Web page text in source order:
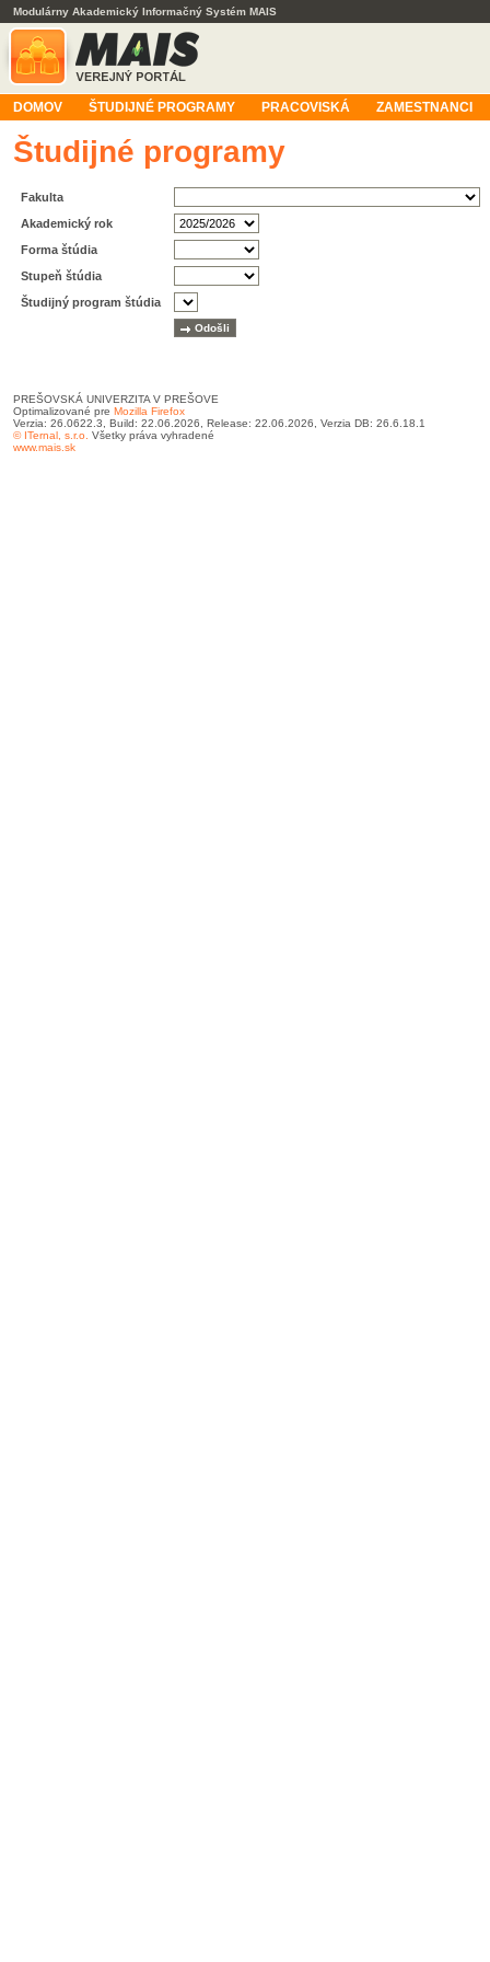
Modulárny Akademický Informačný Systém MAIS
DOMOV ŠTUDIJNÉ PROGRAMY PRACOVISKÁ ZAMESTNANCI
Študijné programy
Fakulta
Akademický rok
Forma štúdia
Stupeň štúdia
Študijný program štúdia
PREŠOVSKÁ UNIVERZITA V PREŠOVE
Optimalizované pre Mozilla Firefox
Verzia: 26.0622.3, Build: 22.06.2026, Release: 22.06.2026, Verzia DB: 26.6.18.1
© ITernal, s.r.o. Všetky práva vyhradené
www.mais.sk